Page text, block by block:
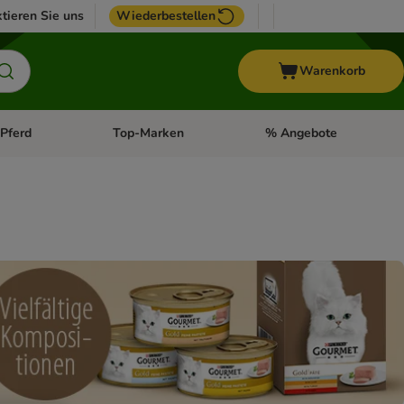
Sie uns Wiederbestellen
Warenkorb
Fisch Menü öffnen: Vogel
Pferd Kategorie-Menü öffnen: Pferd
Top-Marken Kategorie-Menü öffnen:
% Angebote